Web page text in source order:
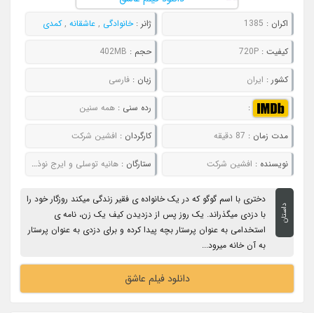
اکران : 1385 ژانر :خانوادگی , عاشقانه ,کمدی
کیفیت :720P حجم : 402MB
کشور : ایران زبان : فارسی
: رده سنی : همه سنین
مدت زمان : 87 دقیقه کارگردان : افشین شرکت
نویسنده : افشین شرکت ستارگان : هانیه توسلی و ایرج نوذری
داستان
دختری با اسم گوگو که در یک خانواده ی فقیر زندگی میکند روزگار خود را
با دزدی میگذراند. یک روز پس از دزدیدن کیف یک زن، نامه ی
استخدامی به عنوان پرستار بچه پیدا کرده و برای دزدی به عنوان پرستار
به آن خانه میرود...
دانلود فیلم عاشق